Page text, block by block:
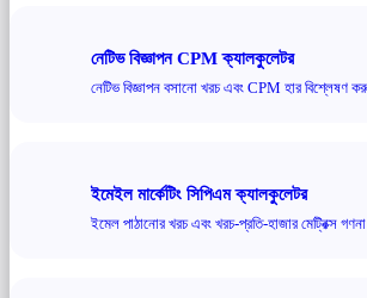
নেটিভ বিজ্ঞাপন CPM ক্যালকুলেটর
নেটিভ বিজ্ঞাপন বসানো খরচ এবং CPM হার বিশ্লেষণ
ইমেইল মার্কেটিং সিপিএম ক্যালকুলেটর
ইমেল পাঠানোর খরচ এবং খরচ-প্রতি-হাজার মেট্রিক্স